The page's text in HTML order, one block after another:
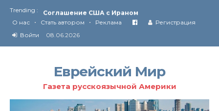
Trending :
Соглашение США с Ираном
Технология Революции в Иране
О нас • Стать автором • Реклама
Регистрация
Войти
08.06.2026
Еврейский Мир
Газета русскоязычной Америки